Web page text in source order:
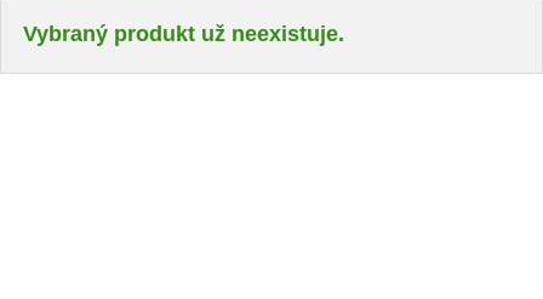
Vybraný produkt už neexistuje.